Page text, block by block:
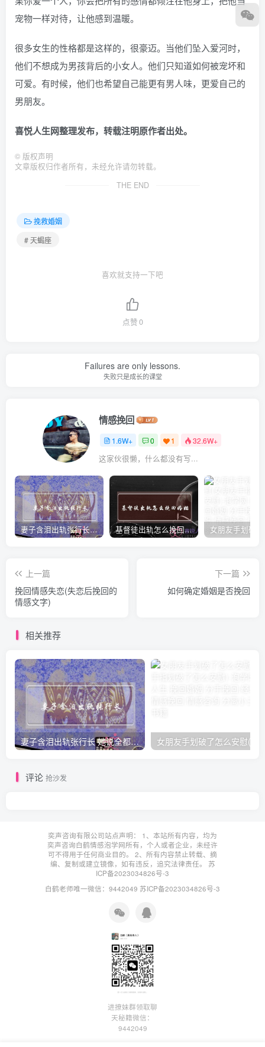
宠物一样对待，让他感到温暖。
很多女生的性格都是这样的，很豪迈。当他们坠入爱河时，
他们不想成为男孩背后的小女人。他们只知道如何被宠坏和
可爱。有时候，他们也希望自己能更有男人味，更爱自己的
男朋友。
喜悦人生网整理发布，转载注明原作者出处。
© 版权声明
文章版权归作者所有，未经允许请勿转载。
THE END
挽救婚姻
# 天蝎座
喜欢就支持一下吧
点赞0
Failures are only lessons.
失败只是成长的课堂
情感挽回
1.6W+ 0 1 32.6W+
这家伙很懒，什么都没有写...
妻子含泪出轨张行长 她说全都是因为家中 基督徒出轨怎么挽回婚姻(基督徒面对出轨婚姻)
上一篇
挽回情感失恋(失恋后挽回的
情感文字)
下一篇
如何确定婚姻是否挽回
相关推荐
妻子含泪出轨张行长 她说全都是因为家中
评论 抢沙发
奕声咨询有限公司站点声明： 1、本站所有内容，均为
奕声咨询白鹤情感泡学网所有，个人或者企业，未经许
可不得用于任何商业目的。 2、所有内容禁止转载、摘
编、复制或建立镜像，如有违反，追究法律责任。 苏
ICP备2023034826号-3
白鹤老师唯一微信：9442049 苏ICP备2023034826号-3
进撩妹群领取聊
天秘籍微信：
9442049